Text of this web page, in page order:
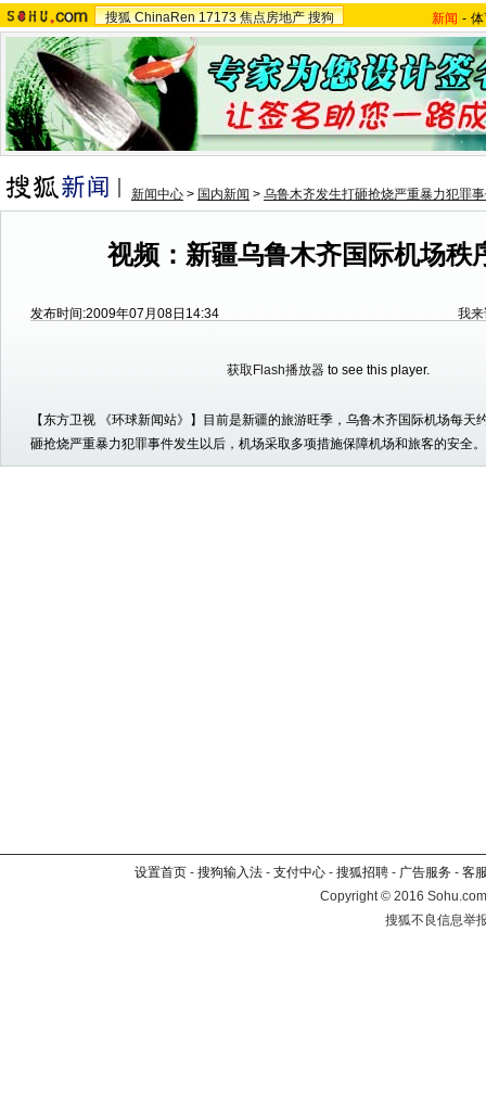
搜狐 ChinaRen 17173 焦点房地产 搜狗 新闻 -
新闻中心 > 国内新闻 > 乌鲁木齐发生打砸抢烧严重暴力犯罪
视频：新疆乌鲁木齐国际机场秩
发布时间:2009年07月08日14:34 我
获取Flash播放器 to see this player.
【东方卫视 《环球新闻站》】目前是新疆的旅游旺季，乌鲁木齐国际机场每天
砸抢烧严重暴力犯罪事件发生以后，机场采取多项措施保障机场和旅客的安全。
设置首页 - 搜狗输入法 - 支付中心 - 搜狐招聘 - 广告服务 - 客
Copyright©2016
搜狐不良信息举